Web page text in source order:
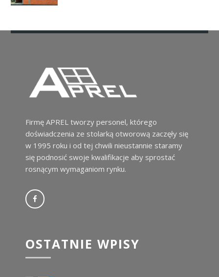
Firmę APREL tworzy personel, którego
doświadczenia ze stolarką otworową zaczęły się
w 1995 roku i od tej chwili nieustannie staramy
się podnosić swoje kwalifikacje aby sprostać
rosnącym wymaganiom rynku.
OSTATNIE WPISY